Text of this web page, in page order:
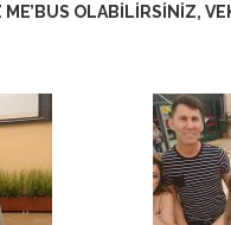
OLABİLİRSİNİZ,